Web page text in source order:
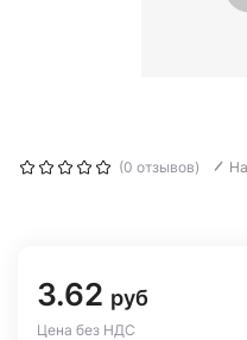
(0 отзывов)
3.62 руб
Цена без НДС